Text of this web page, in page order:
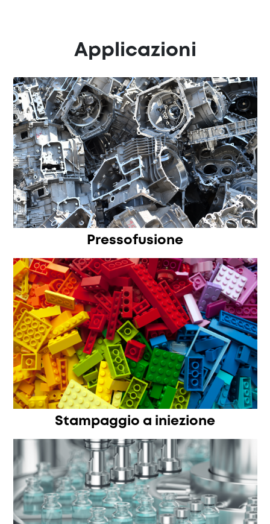
Applicazioni
Pressofusione
Stampaggio a iniezione